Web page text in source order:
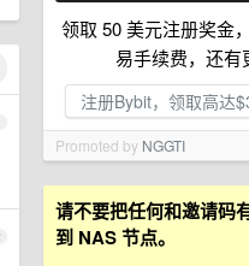
领取 50 美元注册奖金
易手续费，还有
注册Bybit，领取高达
Promoted by NGGTI
请不要把任何和邀请码
到 NAS 节点。